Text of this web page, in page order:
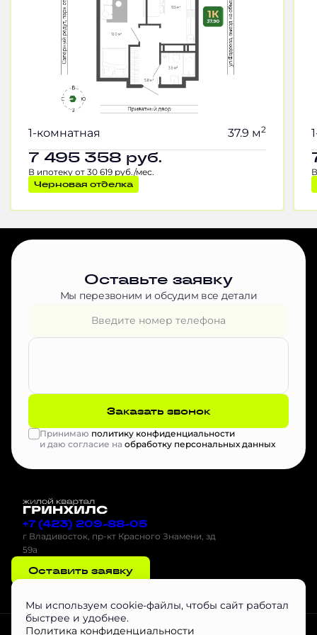
1-комнатная 37.9 м2
7 495 358 руб.
В ипотеку от 30 619 руб./мес.
Черновая отделка
Оставьте заявку
Мы перезвоним и обсудим все детали
Заказать звонок
Принимаю политику конфиденциальности
и даю согласие на обработку персональных данных
+7 (423) 209-88-05
г Владивосток, пр-кт Красного Знамени, зд
59а
Оставить заявку
Проектная декларация на наш.дом.рф
Мы используем cookie-файлы, чтобы сайт работал
быстрее и удобнее.
Политика конфиденциальности